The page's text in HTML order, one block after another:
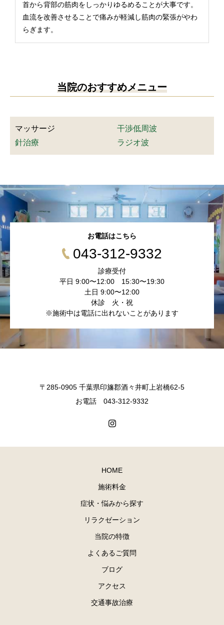
首から背部の筋肉をしっかりゆるめることが大事です。
血流を改善させることで痛みが軽減し筋肉の緊張がやわ
らぎます。
当院のおすすめメニュー
マッサージ
針治療
干渉低周波
ラジオ波
お電話はこちら
043-312-9332
診療受付
平日 9:00〜12:00 15:30〜19:30
土日 9:00〜12:00
休診 火・祝
※施術中は電話に出れないことがあります
〒285-0905 千葉県印旛郡酒々井町上岩橋62-5
お電話 043-312-9332
HOME
施術料金
症状・悩みから探す
リラクゼーション
当院の特徴
よくあるご質問
ブログ
アクセス
交通事故治療